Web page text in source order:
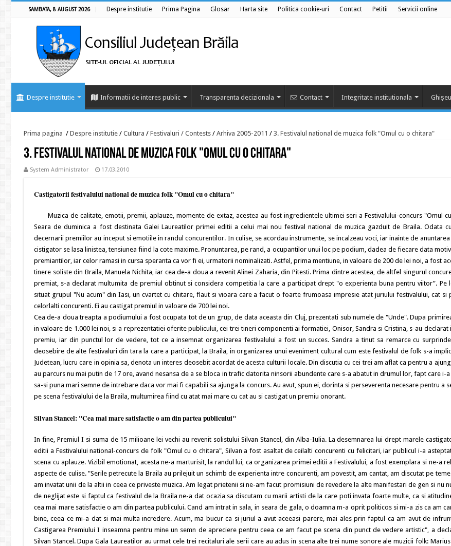
SAMBATA, 8 AUGUST 2026 Despre institutie Prima Pagina Glosar Harta site Politica cookie-uri Contact Petitii Servicii online
Despre institutie Informatii de interes public Transparenta decizionala Contact Integritate institutionala
Prima pagina / Despre institutie / Cultura / Festivaluri / Contests / Arhiva 2005-2011 / 3. Festivalul national de muzica folk "Omul cu o chitara"
3. Festivalul national de muzica folk "Omul cu o chitara"
System Administrator 17.03.2010
Castigatorii festivalului national de muzica folk "Omul cu o chitara"
Muzica de calitate, emotii, premii, aplauze, momente de extaz, acestea au fost ingredientele ultimei seri a Festivalului-concurs "Omul
Seara de duminica a fost destinata Galei Laureatilor primei editii a celui mai nou festival national de muzica gazduit de Braila. Odata
decernarii premiilor au inceput si emotiile in randul concurentilor. In culise, se acordau instrumente, se incalzeau voci, iar inainte de
cistigator se lasa linistea, tensiunea fiind la cote maxime. Pronuntarea, pe rand, a ocupantilor unui loc pe podium, dadea de fiecare data
premiantilor, iar celor ramasi in cursa speranta ca vor fi ei, urmatorii nominalizati. Astfel, prima mentiune, in valoare de 200 de lei noi, a fost
tinere soliste din Braila, Manuela Nichita, iar cea de-a doua a revenit Alinei Zaharia, din Pitesti. Prima dintre acestea, de altfel singurul
premiat, s-a declarat multumita de premiul obtinut si considera competitia la care a participat drept "o experienta buna pentru viitor”. Pe
situat grupul "Nu acum" din Iasi, un cvartet cu chitare, flaut si vioara care a facut o foarte frumoasa impresie atat juriului festivalului, cat si
celorlalti concurenti. Ei au castigat premiul in valoare de 700 lei noi.
Cea de-a doua treapta a podiumului a fost ocupata tot de un grup, de data aceasta din Cluj, prezentati sub numele de "Unde". Dupa
in valoare de 1.000 lei noi, si a reprezentatiei oferite publicului, cei trei tineri componenti ai formatiei, Onisor, Sandra si Cristina, s-au declarat
premiu, iar din punctul lor de vedere, tot ce a insemnat organizarea festivalului a fost un succes. Sandra a tinut sa remarce cu
deosebire de alte festivaluri din tara la care a participat, la Braila, in organizarea unui eveniment cultural cum este festivalul de folk s-a
Judetean, lucru care in opinia sa, denota un interes deosebit acordat de acesta culturii locale. Din discutia cu cei trei am aflat ca pentru a
au parcurs nu mai putin de 17 ore, avand nesansa de a se bloca in trafic datorita ninsorii abundente care s-a abatut in drumul lor, fapt care i-
sa-si puna mari semne de intrebare daca vor mai fi capabili sa ajunga la concurs. Au avut, spun ei, dorinta si perseverenta necesare pentru a
pe scena festivalului de la Braila, multumirea fiind cu atat mai mare cu cat au si castigat un premiu onorant.
Silvan Stancel: "Cea mai mare satisfactie o am din partea publicului"
In fine, Premiul I si suma de 15 milioane lei vechi au revenit solistului Silvan Stancel, din Alba-Iulia. La desemnarea lui drept marele
editii a Festivalului national-concurs de folk "Omul cu o chitara", Silvan a fost asaltat de ceilalti concurenti cu felicitari, iar publicul i-a
scena cu aplauze. Vizibil emotionat, acesta ne-a marturisit, la randul lui, ca organizarea primei editii a Festivalului, a fost exemplara si ne-a
aspecte de culise. "Serile petrecute la Braila au prilejuit un schimb de experienta intre concurenti, am povestit, am cantat, am discutat pe teme
am invatat unii de la altii in ceea ce priveste muzica. Am legat prietenii si ne-am facut promisiuni de revedere la alte manifestari de gen si nu
de neglijat este si faptul ca festivalul de la Braila ne-a dat ocazia sa discutam cu marii artisti de la care poti invata foarte multe, ca si
cea mai mare satisfactie o am din partea publicului. Cand am intrat in sala, in seara de gala, o doamna m-a oprit politicos si mi-a zis ca am
bine, ceea ce mi-a dat si mai multa incredere. Acum, ma bucur ca si juriul a avut aceeasi parere, mai ales prin faptul ca am avut de
Castigarea Premiului I inseamna pentru mine un semn de apreciere pentru ceea ce am facut pe scena din punct de vedere artistic", a
Silvan Stancel. Dupa Gala Laureatilor au urmat cele trei recitaluri ale serii care au adus in scena alte trei nume sonore ale muzicii folk: Marius